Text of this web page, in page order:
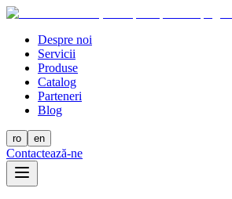
Despre noi
Servicii
Produse
Catalog
Parteneri
Blog
ro en
Contactează-ne